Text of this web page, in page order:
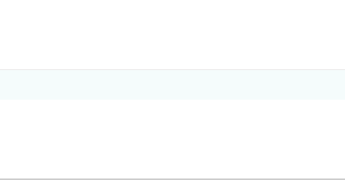
タビルモ)